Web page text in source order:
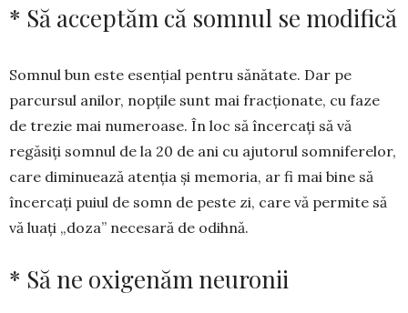
* Să acceptăm că somnul se modifică
Somnul bun este esențial pen­tru sănătate. Dar pe
parcursul anilor, nopțile sunt mai fracționate, cu faze
de trezie mai numeroase. În loc să încercați să vă
regăsiți somnul de la 20 de ani cu ajutorul somni­fe­relor,
care diminuează atenția și me­mo­ria, ar fi mai bine să
încercați pu­iul de somn de peste zi, care vă per­mite să
vă luați „doza” necesară de odihnă.
* Să ne oxigenăm neuronii